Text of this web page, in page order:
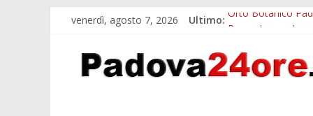
venerdì, agosto 7, 2026 Ultimo: Orto Botanico
Notizie di
Slow Looking agli
Notizie di